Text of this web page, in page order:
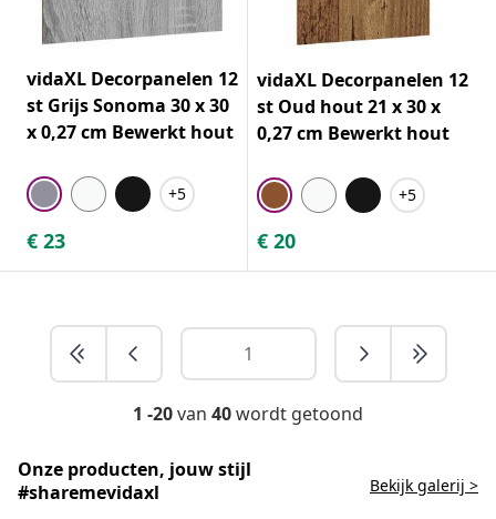
vidaXL Decorpanelen 12
st Grijs Sonoma 30 x 30
x 0,27 cm Bewerkt hout
+5
€ 23
vidaXL Decorpanelen 12
st Oud hout 21 x 30 x
0,27 cm Bewerkt hout
+5
€ 20
1 -20van 40wordt getoond
Onze producten, jouw stijl
#sharemevidaxl
Bekijk galerij >